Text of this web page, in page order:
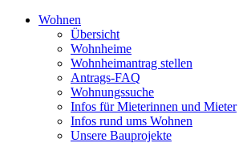
Wohnen
Übersicht
Wohnheime
Wohnheimantrag stellen
Antrags-FAQ
Wohnungssuche
Infos für Mieterinnen und Mieter
Infos rund ums Wohnen
Unsere Bauprojekte